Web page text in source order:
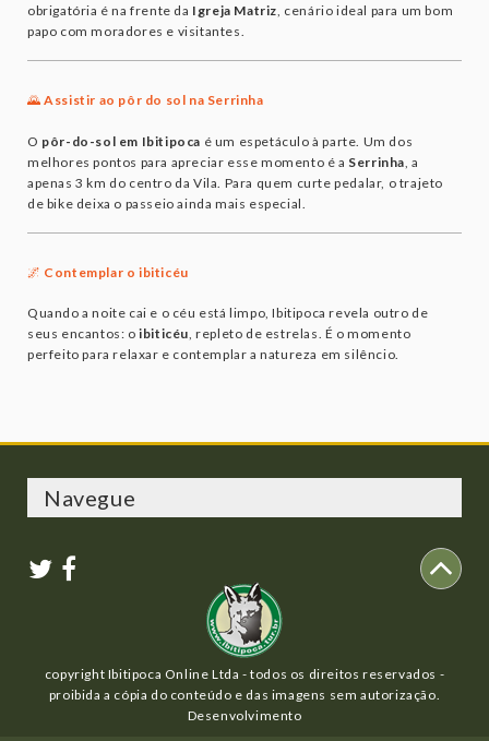
obrigatória é na frente da Igreja Matriz, cenário ideal para um bom
papo com moradores e visitantes.
🌄Assistir ao pôr do sol na Serrinha
O pôr-do-sol em Ibitipoca é um espetáculo à parte. Um dos
melhores pontos para apreciar esse momento é a Serrinha , a
apenas 3 km do centro da Vila. Para quem curte pedalar, o trajeto
de bike deixa o passeio ainda mais especial.
🌌 Contemplar o ibiticéu
Quando a noite cai e o céu está limpo, Ibitipoca revela outro de
seus encantos: oibiticéu, repleto de estrelas. É o momento
perfeito para relaxar e contemplar a natureza em silêncio.
Navegue
Casas para locação
O que fazer em Ibitipoca
O parque
Vila de Conceição do Ibitipoca
copyright Ibitipoca Online Ltda - todos os direitos reservados -
proibida a cópia do conteúdo e das imagens sem autorização.
Desenvolvimento